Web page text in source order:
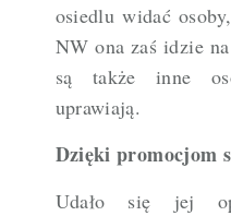
osiedlu widać
NW ona zaś idzie
są także inne
uprawiają.
Dzięki promocjom
Udało się jej